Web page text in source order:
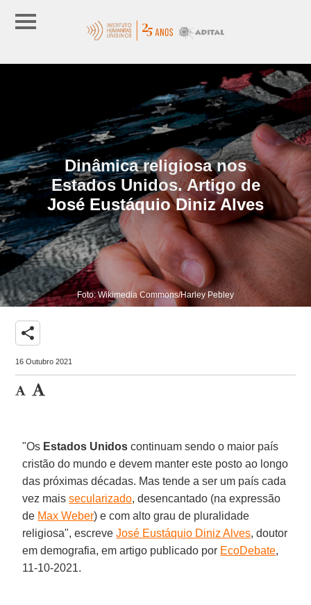
Dinâmica religiosa nos
Estados Unidos. Artigo de
José Eustáquio Diniz Alves
Foto: Wikimedia Commons/Harley Pebley
share
16 Outubro 2021
"Os Estados Unidos continuam sendo o maior país
cristão do mundo e devem manter este posto ao longo
das próximas décadas. Mas tende a ser um país cada
vez maissecularizado, desencantado (na expressão
de Max Weber) e com alto grau de pluralidade
religiosa", escreveJosé Eustáquio Diniz Alves, doutor
em demografia, em artigo publicado por EcoDebate,
11-10-2021.